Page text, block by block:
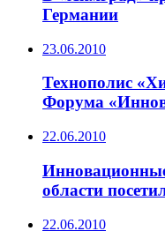
Германии
23.06.2010
Технополис
Форума
22.06.2010
области
22.06.2010